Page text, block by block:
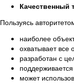
Качественный
Пользуясь
наиболее
охватывает все
разработан с
поддерживается
может